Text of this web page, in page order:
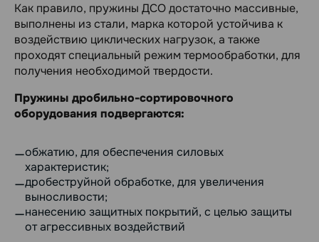
Как правило, пружины ДСО достаточно массивные,
выполнены из стали, марка которой устойчива к
воздействию циклических нагрузок, а также
проходятспециальный режим термообработки, для
получения необходимой твердости.
Пружины дробильно-сортировочного
оборудования подвергаются:
обжатию, для обеспечения силовых
характеристик;
дробеструйной обработке, для увеличения
выносливости;
нанесению защитных покрытий, с целью защиты
от агрессивных воздействий